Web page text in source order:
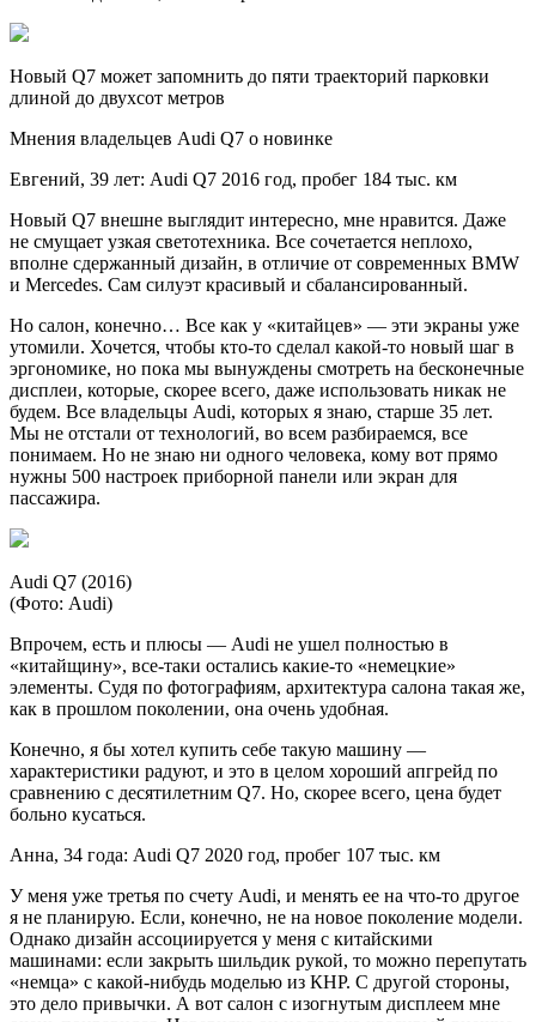
Новый Q7 может запомнить до пяти траекторий парковки
длиной до двухсот метров
Мнения владельцев Audi Q7 о новинке
Евгений, 39 лет: Audi Q7 2016 год, пробег 184 тыс. км
Новый Q7 внешне выглядит интересно, мне нравится. Даже
не смущает узкая светотехника. Все сочетается неплохо,
вполне сдержанный дизайн, в отличие от современных BMW
и Mercedes. Сам силуэт красивый и сбалансированный.
Но салон, конечно… Все как у «китайцев» — эти экраны уже
утомили. Хочется, чтобы кто-то сделал какой-то новый шаг в
эргономике, но пока мы вынуждены смотреть на бесконечные
дисплеи, которые, скорее всего, даже использовать никак не
будем. Все владельцы Audi, которых я знаю, старше 35 лет.
Мы не отстали от технологий, во всем разбираемся, все
понимаем. Но не знаю ни одного человека, кому вот прямо
нужны 500 настроек приборной панели или экран для
пассажира.
Audi Q7 (2016)
(Фото: Audi)
Впрочем, есть и плюсы — Audi не ушел полностью в
«китайщину», все-таки остались какие-то «немецкие»
элементы. Судя по фотографиям, архитектура салона такая же,
как в прошлом поколении, она очень удобная.
Конечно, я бы хотел купить себе такую машину —
характеристики радуют, и это в целом хороший апгрейд по
сравнению с десятилетним Q7. Но, скорее всего, цена будет
больно кусаться.
Анна, 34 года: Audi Q7 2020 год, пробег 107 тыс. км
У меня уже третья по счету Audi, и менять ее на что-то другое
я не планирую. Если, конечно, не на новое поколение модели.
Однако дизайн ассоциируется у меня с китайскими
машинами: если закрыть шильдик рукой, то можно перепутать
«немца» с какой-нибудь моделью из КНР. С другой стороны,
это дело привычки. А вот салон с изогнутым дисплеем мне